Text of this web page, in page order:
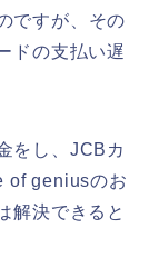
ですが、その
ドの支払い遅
をし、JCBカ
of geniusのお
解決できると